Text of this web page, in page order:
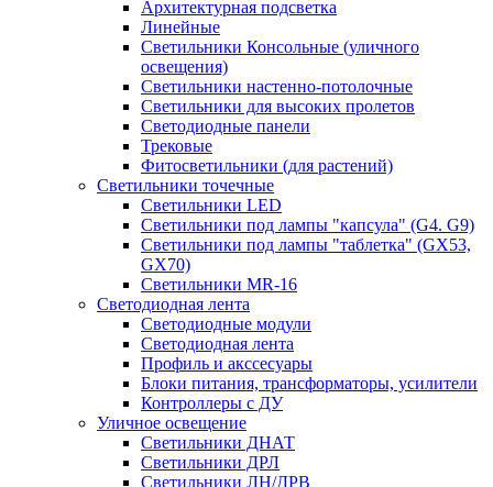
Архитектурная подсветка
Линейные
Светильники Консольные (уличного
освещения)
Светильники настенно-потолочные
Светильники для высоких пролетов
Светодиодные панели
Трековые
Фитосветильники (для растений)
Светильники точечные
Светильники LED
Светильники под лампы "капсула" (G4. G9)
Светильники под лампы "таблетка" (GX53,
GX70)
Светильники MR-16
Светодиодная лента
Светодиодные модули
Светодиодная лента
Профиль и акссесуары
Блоки питания, трансформаторы, усилители
Контроллеры с ДУ
Уличное освещение
Светильники ДНАТ
Светильники ДРЛ
Светильники ЛН/ДРВ